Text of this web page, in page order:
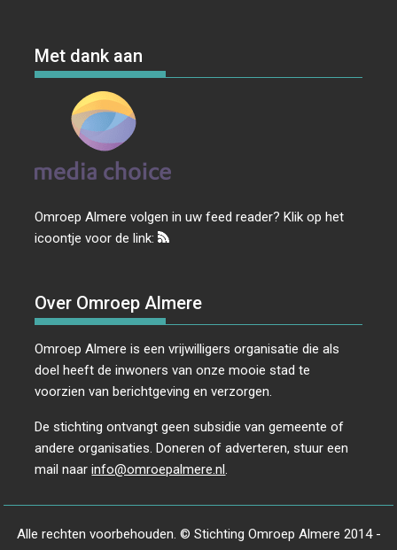
Met dank aan
Omroep Almere volgen in uw feed reader? Klik op het
icoontje voor de link:
Over Omroep Almere
Omroep Almere is een vrijwilligers organisatie die als
doel heeft de inwoners van onze mooie stad te
voorzien van berichtgeving en verzorgen.
De stichting ontvangt geen subsidie van gemeente of
andere organisaties. Doneren of adverteren, stuur een
mail naarinfo@omroepalmere.nl.
Alle rechten voorbehouden. © Stichting Omroep Almere 2014 -